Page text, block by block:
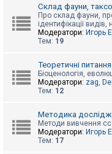
т
р
а
б
е
Склад фауни,
Про склад фауни,
ідентифікації
Модератори: Игорь
Тем: 19
Теоретичні
Біоценологія,
Модератори: zag,
Тем: 12
Методика
Методи вивчення
Модератори: Игорь
Тем: 17